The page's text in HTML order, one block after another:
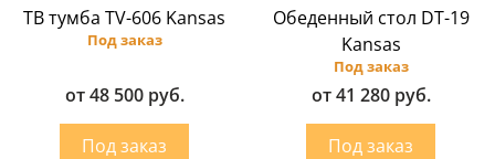
ТВ тумба TV-606 Kansas
Под заказ
от 48 500 руб.
Обеденный стол DT-19
Kansas
Под заказ
от 41 280 руб.